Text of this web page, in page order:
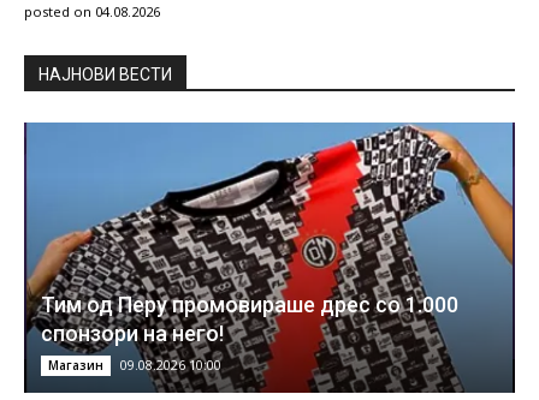
posted on 04.08.2026
НAЈНОВИ ВЕСТИ
Тим од Перу промовираше дрес со 1.000
спонзори на него!
Магазин 09.08.2026 10:00